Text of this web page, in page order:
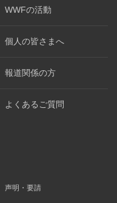
WWFの活動
個人の皆さまへ
報道関係の方
よくあるご質問
声明・要請